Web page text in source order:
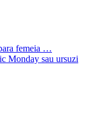
femeia …
Monday sau ursuzi